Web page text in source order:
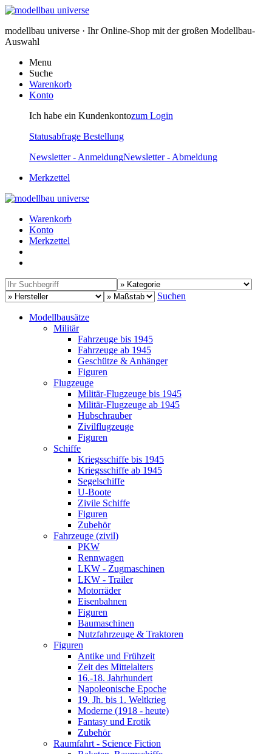
modellbau universe · Ihr Online-Shop mit der großen Modellbau-
Auswahl
Menu
Suche
Warenkorb
Konto
Ich habe ein Kundenkontozum Login
Statusabfrage Bestellung
Newsletter - AnmeldungNewsletter - Abmeldung
Merkzettel
Warenkorb
Konto
Merkzettel
Suchen
Modellbausätze
Militär
Fahrzeuge bis 1945
Fahrzeuge ab 1945
Geschütze & Anhänger
Figuren
Flugzeuge
Militär-Flugzeuge bis 1945
Militär-Flugzeuge ab 1945
Hubschrauber
Zivilflugzeuge
Figuren
Schiffe
Kriegsschiffe bis 1945
Kriegsschiffe ab 1945
Segelschiffe
U-Boote
Zivile Schiffe
Figuren
Zubehör
Fahrzeuge (zivil)
PKW
Rennwagen
LKW - Zugmaschinen
LKW - Trailer
Motorräder
Eisenbahnen
Figuren
Baumaschinen
Nutzfahrzeuge & Traktoren
Figuren
Antike und Frühzeit
Zeit des Mittelalters
16.-18. Jahrhundert
Napoleonische Epoche
19. Jh. bis 1. Weltkrieg
Moderne (1918 - heute)
Fantasy und Erotik
Zubehör
Raumfahrt - Science Fiction